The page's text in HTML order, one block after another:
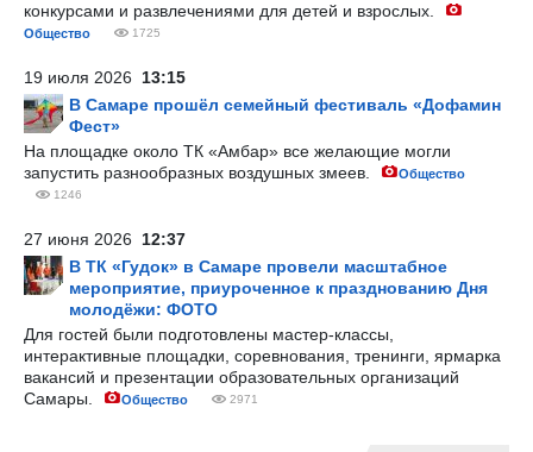
конкурсами и развлечениями для детей и взрослых.
Общество 1725
19 июля 2026 13:15
В Самаре прошёл семейный фестиваль «Дофамин
Фест»
На площадке около ТК «Амбар» все желающие могли
запустить разнообразных воздушных змеев.
Общество
1246
27 июня 2026 12:37
В ТК «Гудок» в Самаре провели масштабное
мероприятие, приуроченное к празднованию Дня
молодёжи: ФОТО
Для гостей были подготовлены мастер-классы,
интерактивные площадки, соревнования, тренинги, ярмарка
вакансий и презентации образовательных организаций
Самары.
Общество 2971